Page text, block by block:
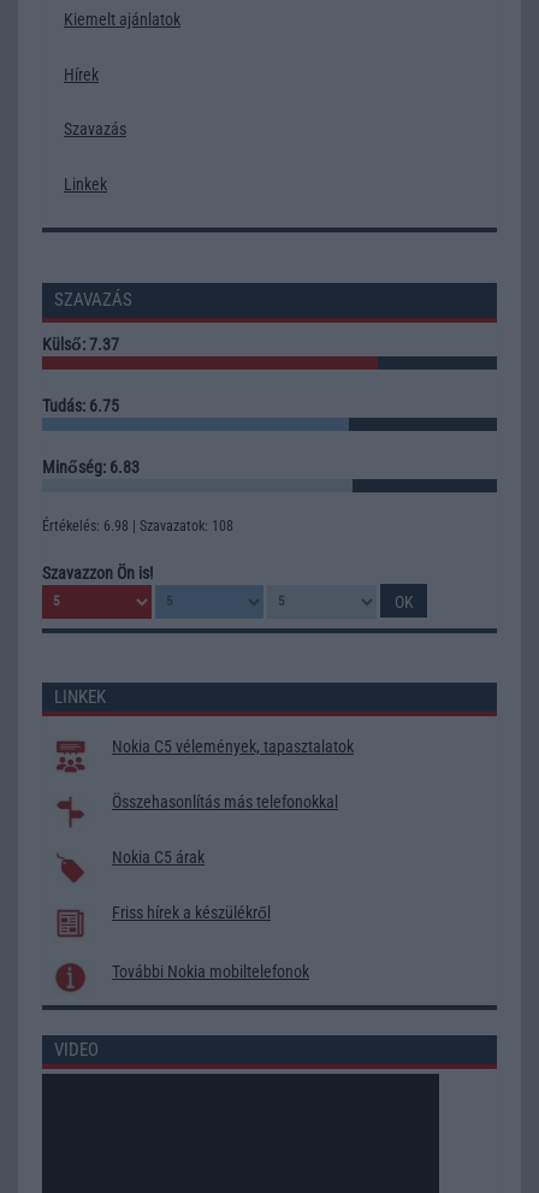
Kiemelt ajánlatok
Hírek
Szavazás
Linkek
SZAVAZÁS
Külső: 7.37
Tudás: 6.75
Minőség: 6.83
Értékelés: 6.98 | Szavazatok: 108
Szavazzon Ön is!
LINKEK
Nokia C5 vélemények, tapasztalatok
Összehasonlítás más telefonokkal
Nokia C5 árak
Friss hírek a készülékről
További Nokia mobiltelefonok
VIDEO